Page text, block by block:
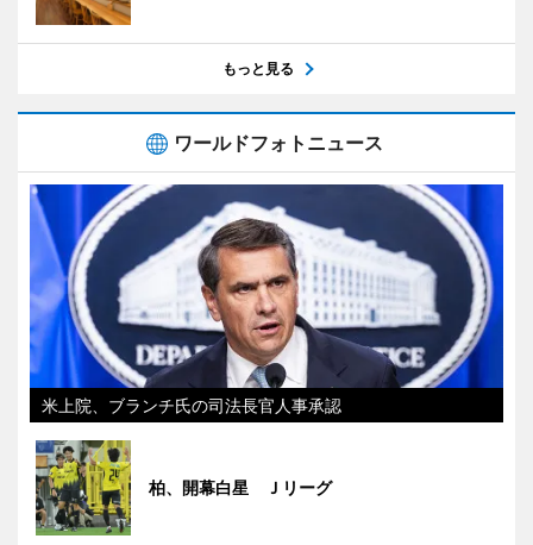
もっと見る
ワールドフォトニュース
米上院、ブランチ氏の司法長官人事承認
柏、開幕白星 Ｊリーグ